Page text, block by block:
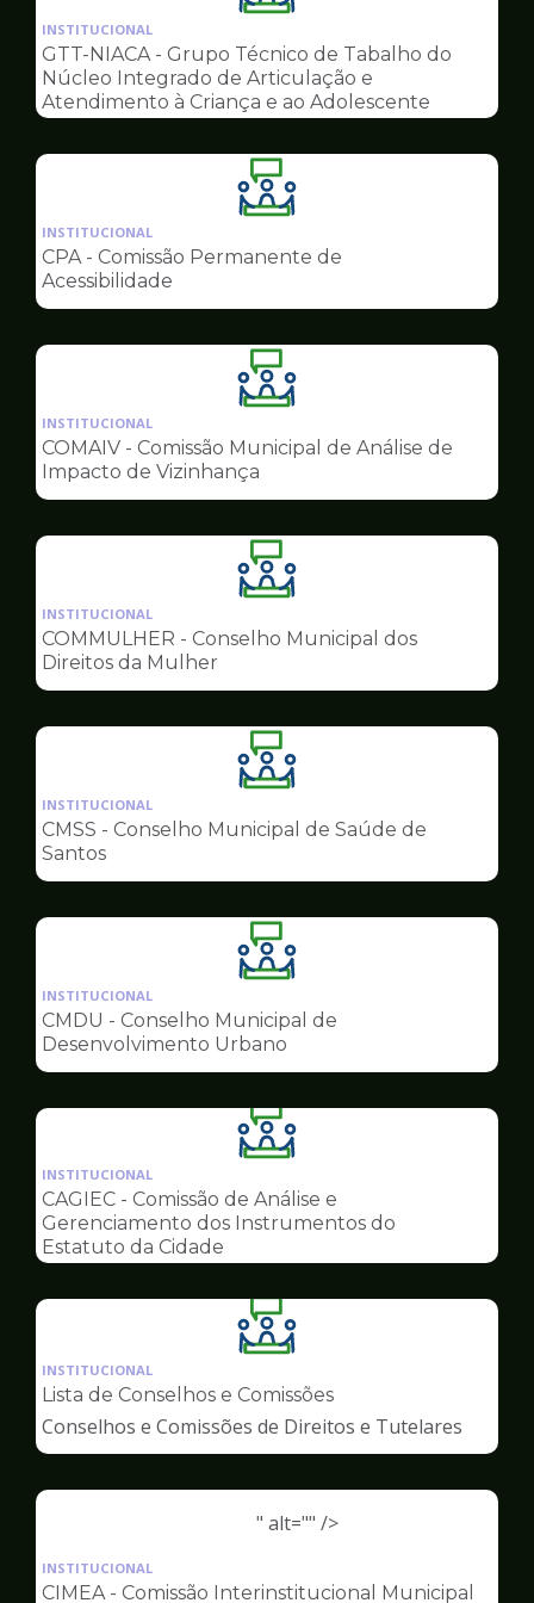
da
pagina
de
Conselhos
INSTITUCIONAL
GTT-NIACA - Grupo Técnico de Tabalho do
Núcleo Integrado de Articulação e
Atendimento à Criança e ao Adolescente
Ilustração
da
pagina
Conselhos
INSTITUCIONAL
CPA - Comissão Permanente de
Acessibilidade
Ilustração
da
pagina
Conselhos
INSTITUCIONAL
COMAIV - Comissão Municipal de Análise de
Impacto de Vizinhança
Ilustração
da
pagina
Conselhos
INSTITUCIONAL
COMMULHER - Conselho Municipal dos
Direitos da Mulher
Ilustração
da
pagina
Conselhos
INSTITUCIONAL
CMSS - Conselho Municipal de Saúde de
Santos
Ilustração
da
pagina
de
Conselhos
INSTITUCIONAL
CMDU - Conselho Municipal de
Desenvolvimento Urbano
Ilustração
da
pagina
de
INSTITUCIONAL
CAGIEC - Comissão de Análise e
Gerenciamento dos Instrumentos do
Estatuto da Cidade
Ilustração
da
pagina
de
Conselhos
INSTITUCIONAL
Lista de Conselhos e Comissões
Conselhos e Comissões de Direitos e Tutelares
" alt="" />
Ilustração
pagina
INSTITUCIONAL
CIMEA - Comissão Interinstitucional Municipal